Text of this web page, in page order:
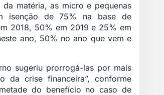
matéria, as micro e pequenas
isenção de 75% na base de
2018, 50% em 2019 e 25% em
ano, 50% no ano que vem e
sugeriu prorrogá-las por mais
da crise financeira”, conforme
do benefício no caso de